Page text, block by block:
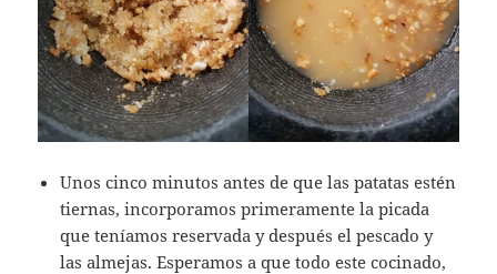
Unos cinco minutos antes de que las patatas estén
tiernas, incorporamos primeramente la picada
que teníamos reservada y después el pescado y
las almejas. Esperamos a que todo este cocinado,